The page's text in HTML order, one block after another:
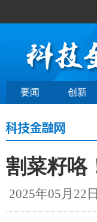
要闻 创新
割菜籽咯
2025年05月22